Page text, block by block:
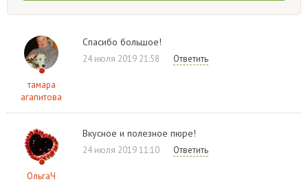
тамара
агапитова
Спасибо большое!
24 июля 2019 21:58 Ответить
ОльгаЧ
Вкусное и полезное пюре!
24 июля 2019 11:10 Ответить